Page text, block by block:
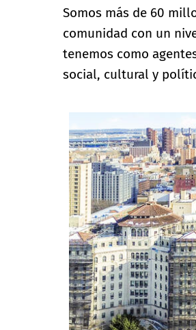
Somos más de 60
comunidad con un
tenemos como
social, cultural y